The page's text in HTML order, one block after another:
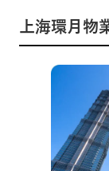
上海環月物